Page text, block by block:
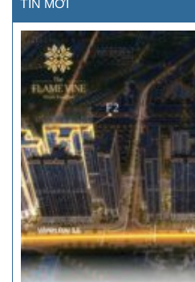
TIN MỚI